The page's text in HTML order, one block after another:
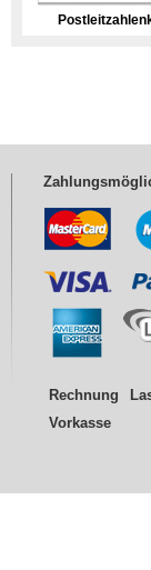
Rechnung
Vorkasse